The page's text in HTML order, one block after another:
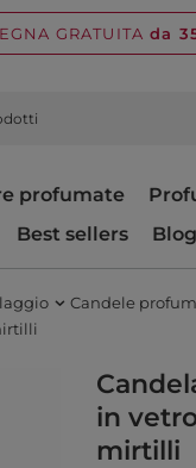
GRATUITA da
profumate
Best sellers Blog
Candele
in
mirtilli